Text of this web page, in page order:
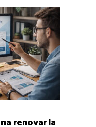
renovar la